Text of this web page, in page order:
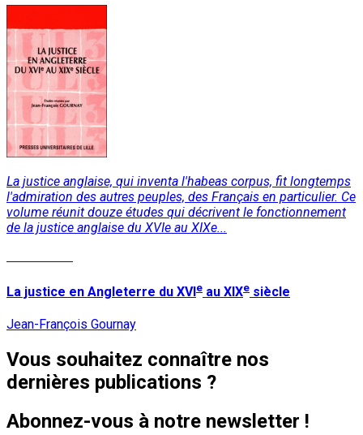
La justice anglaise, qui inventa l'habeas corpus, fit longtemps
l'admiration des autres peuples, des Français en particulier. Ce
volume réunit douze études qui décrivent le fonctionnement
de la justice anglaise du XVIe au XIXe...
La justice en Angleterre du XVIe au XIXe siècle
Jean-François Gournay
Vous souhaitez connaître nos
dernières publications ?
Abonnez-vous à notre newsletter !